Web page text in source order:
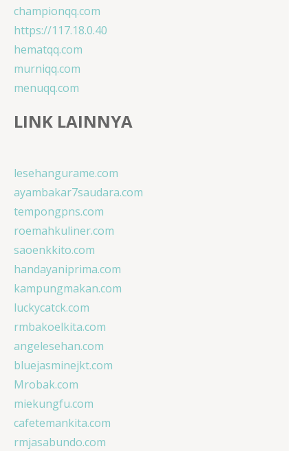
championqq.com
https://117.18.0.40
hematqq.com
murniqq.com
menuqq.com
LINK LAINNYA
lesehangurame.com
ayambakar7saudara.com
tempongpns.com
roemahkuliner.com
saoenkkito.com
handayaniprima.com
kampungmakan.com
luckycatck.com
rmbakoelkita.com
angelesehan.com
bluejasminejkt.com
Mrobak.com
miekungfu.com
cafetemankita.com
rmjasabundo.com